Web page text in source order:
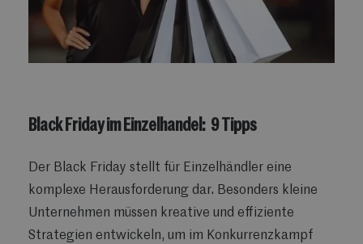
Black Friday im Einzelhandel: 9 Tipps
Der Black Friday stellt für Einzelhändler eine
komplexe Herausforderung dar. Besonders kleine
Unternehmen müssen kreative und effiziente
Strategien entwickeln, um im Konkurrenzkampf